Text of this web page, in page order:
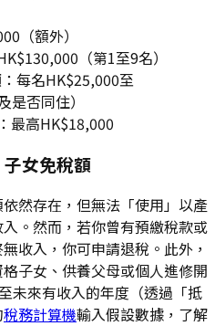
（額外）
（第1至9名）
：每名HK$25,000至
否同住）
：最高HK$18,000
女免稅額
然存在，但無法「使用」以產
。然而，若你曾有預繳稅款或
收入，你可申請退稅。此外，
子女、供養父母或個人進修開
未來有收入的年度（透過「抵
稅務計算機輸入假設數據，了解